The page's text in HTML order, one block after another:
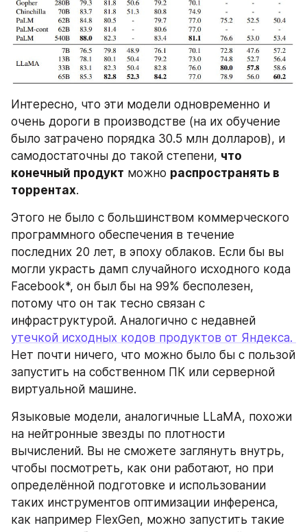
Интересно, что эти модели одновременно и
очень дороги в производстве (на их обучение
было затрачено порядка 30.5 млн долларов), и
самодостаточны до такой степени, что
конечный продукт можно распространять в
торрентах.
Этого не было с большинством коммерческого
программного обеспечения в течение
последних 20 лет, в эпоху облаков. Если бы вы
могли украсть дамп случайного исходного кода
Facebook*, он был бы на 99% бесполезен,
потому что он так тесно связан с
Нет почти ничего, что можно было бы с пользой
запустить на собственном ПК или серверной
виртуальной машине.
Языковые модели, аналогичные LLaMA, похожи
на нейтронные звезды по плотности
вычислений. Вы не сможете заглянуть внутрь,
чтобы посмотреть, как они работают, но при
определённой подготовке и использовании
таких инструментов оптимизации инференса,
как например FlexGen, можно запустить такие